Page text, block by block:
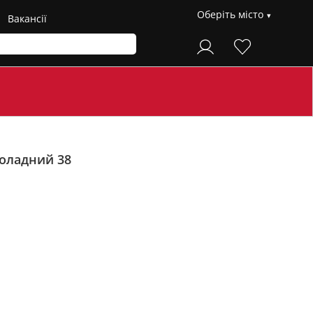
Вакансії Оберіть місто
38